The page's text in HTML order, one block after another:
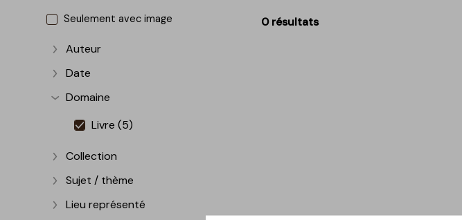
Seulement avec image
Afficher plus
Auteur
Afficher plus
Date
Afficher plus
Domaine
Livre (5)
Afficher plus
Collection
Afficher plus
Sujet / thème
Afficher plus
Lieu représenté
0 résultats